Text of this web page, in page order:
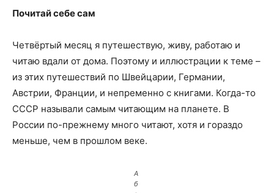
Почитай себе сам
Четвёртый месяц я путешествую, живу, работаю и
читаю вдали от дома. Поэтому и иллюстрации к теме –
из этих путешествий по Швейцарии, Германии,
Австрии, Франции, и непременно с книгами. Когда-то
СССР называли самым читающим на планете. В
России по-прежнему много читают, хотя и гораздо
меньше, чем в прошлом веке.
А
б